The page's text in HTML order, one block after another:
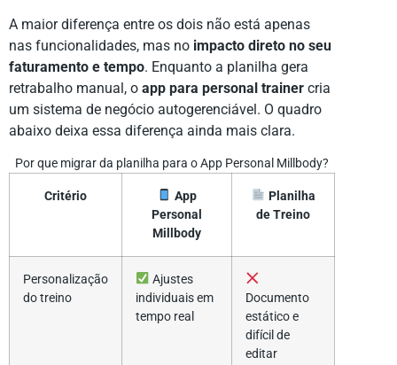
A maior diferença entre os dois não está apenas
nas funcionalidades, mas no impacto direto no seu
faturamento e tempo. Enquanto a planilha gera
retrabalho manual, o app para personal trainer cria
um sistema de negócio autogerenciável. O quadro
abaixo deixa essa diferença ainda mais clara.
Por que migrar da planilha para o App Personal Millbody?
Critério
App
Personal
Millbody
Planilha
de Treino
Personalização
do treino
Ajustes
individuais em
tempo real
Documento
estático e
difícil de
editar